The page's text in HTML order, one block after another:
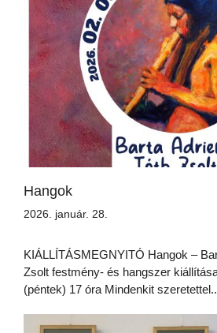
Hangok
2026. január. 28.
KIÁLLÍTÁSMEGNYITÓ Hangok –
Zsolt festmény- és hangszer
(péntek) 17 óra Mindenkit